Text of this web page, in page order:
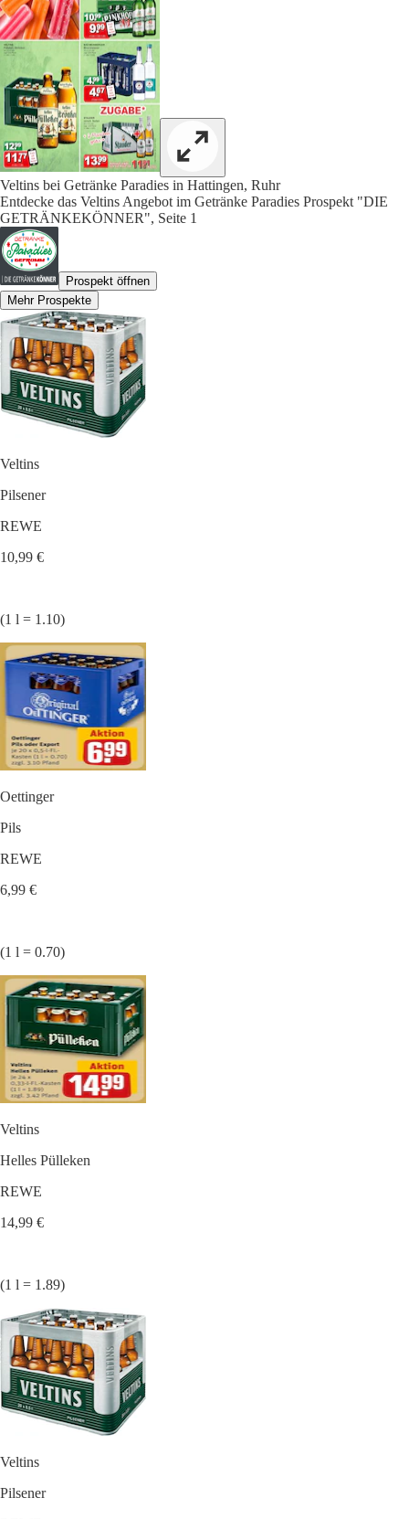
Veltins bei Getränke Paradies in Hattingen, Ruhr
Entdecke das Veltins Angebot im Getränke Paradies Prospekt "DIE
GETRÄNKEKÖNNER", Seite 1
Prospekt öffnen
Mehr Prospekte
Veltins
Pilsener
REWE
10,99 €
(1 l = 1.10)
Oettinger
Pils
REWE
6,99 €
(1 l = 0.70)
Veltins
Helles Pülleken
REWE
14,99 €
(1 l = 1.89)
Veltins
Pilsener